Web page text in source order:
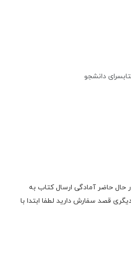
دانشجو
حال حاضر آمادگی ارسال کتاب به
دیگری قصد سفارش دارید لطفا ابتدا با